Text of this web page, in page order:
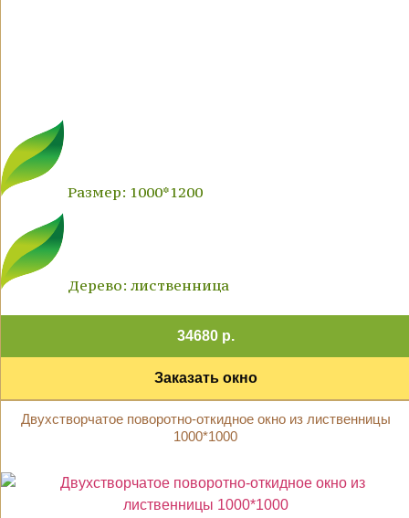
Размер: 1000*1200
Дерево: лиственница
34680 р.
Заказать окно
Двухстворчатое поворотно-откидное окно из лиственницы
1000*1000